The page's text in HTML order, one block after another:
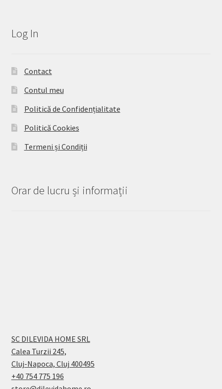
Log In
Contact
Contul meu
Politică de Confidențialitate
Politică Cookies
Termeni și Condiții
Orar de lucru și informații
SC DILEVIDA HOME SRL
Calea Turzii 245,
Cluj-Napoca, Cluj 400495
+40 754 775 196